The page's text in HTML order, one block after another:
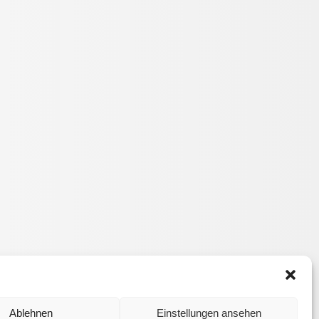
Ablehnen Einstellungen ansehen